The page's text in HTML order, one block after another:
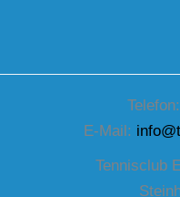
E-Mail:
Tennisclub